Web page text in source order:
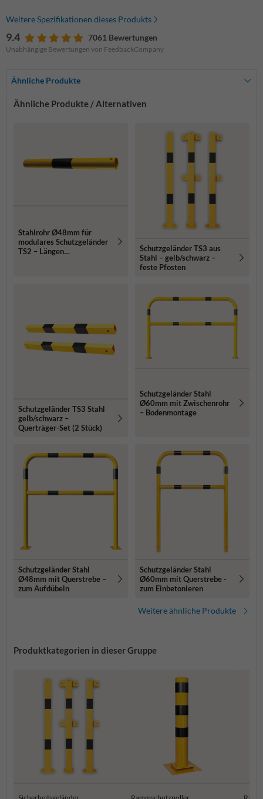
Weitere Spezifikationen dieses Produkts
9.4 7061 Bewertungen
Unabhängige Bewertungen von FeedbackCompany
Ähnliche Produkte
Ähnliche Produkte / Alternativen
Stahlrohr Ø48mm für
modulares Schutzgeländer
TS2 – Längen
Schutzgeländer TS3 aus
Stahl – gelb/schwarz –
feste Pfosten
Schutzgeländer TS3 Stahl
gelb/schwarz –
Querträger-Set (2 Stück)
Schutzgeländer Stahl
Ø60mm mit Zwischenrohr
– Bodenmontage
Schutzgeländer Stahl
Ø48mm mit Querstrebe –
zum Aufdübeln
Schutzgeländer Stahl
Ø60mm mit Querstrebe -
zum Einbetonieren
Weitere ähnliche Produkte
Produktkategorien in dieser Gruppe